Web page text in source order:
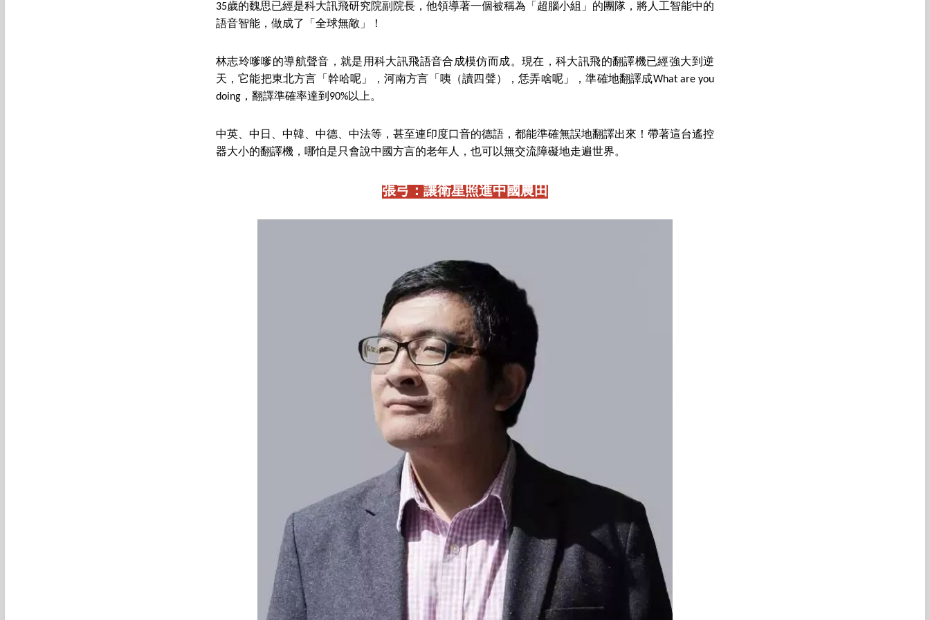
35歲的魏思已經是科大訊飛研究院副院長，他領導著一個被稱為「超腦小組」的團隊，將人工智能中的
語音智能，做成了「全球無敵」！
林志玲嗲嗲的導航聲音，就是用科大訊飛語音合成模仿而成。現在，科大訊飛的翻譯機已經強大到逆
天，它能把東北方言「幹哈呢」，河南方言「咦（讀四聲），恁弄啥呢」，準確地翻譯成What are you
doing，翻譯準確率達到90%以上。
中英、中日、中韓、中德、中法等，甚至連印度口音的德語，都能準確無誤地翻譯出來！帶著這台遙控
器大小的翻譯機，哪怕是只會說中國方言的老年人，也可以無交流障礙地走遍世界。
張弓：讓衛星照進中國農田